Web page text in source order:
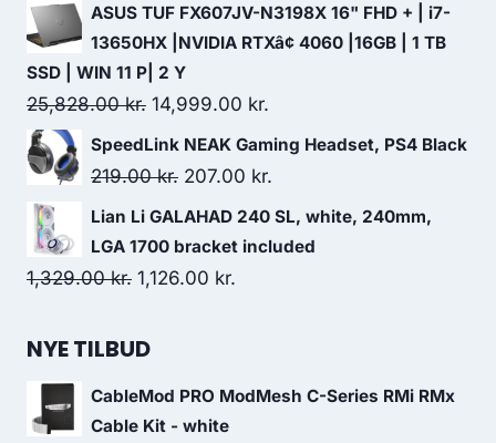
was:
is:
ASUS TUF FX607JV-N3198X 16" FHD + | i7-
13650HX |NVIDIA RTXâ¢ 4060 |16GB | 1 TB
SSD | WIN 11 P| 2 Y
25,828.00kr. Original
price
was:
14,999.00 kr.
price
SpeedLink NEAK Gaming Headset, PS4 Black
219.00kr. Original
price
was:
219.00 kr..
207.00 kr.
price
is:
Lian Li GALAHAD 240 SL, white, 240mm,
LGA 1700 bracket included
1,329.00kr. Original
was:
1,126.00 kr.
NYE TILBUD
CableMod PRO ModMesh C-Series RMi RMx
Cable Kit - white